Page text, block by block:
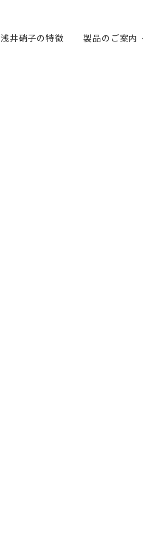
浅井硝子の特徴 製品のご案内